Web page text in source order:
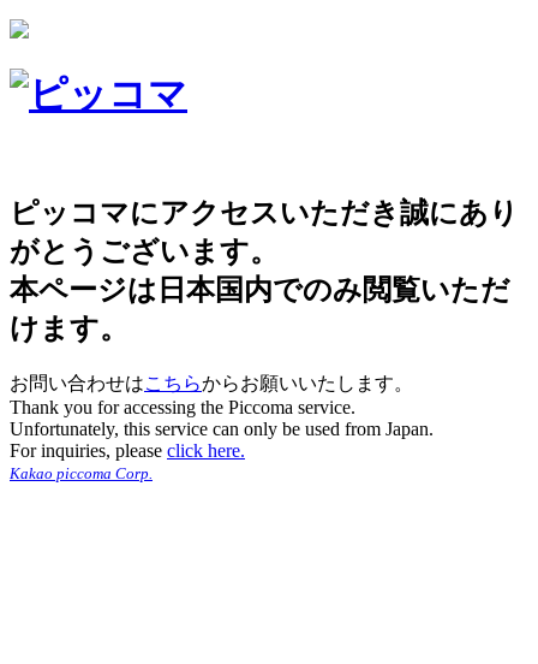
ピッコマにアクセスいただき誠にあり
がとうございます。
本ページは日本国内でのみ閲覧いただ
けます。
お問い合わせはこちらからお願いいたします。
Thank you for accessing the Piccoma service.
Unfortunately, this service can only be used from Japan.
For inquiries, please click here.
Kakao piccoma Corp.